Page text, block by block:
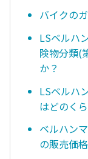
バイクの
LSベルハ
険物分類(
か？
LSベルハ
はどのく
ベルハン
の販売価